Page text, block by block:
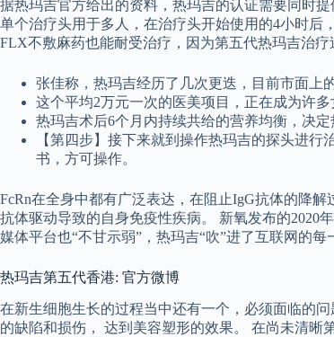
据热玛吉官方给出的资料，热玛吉的认证需要同时
单个治疗头用于多人，在治疗头开始使用的4小时后
FLX不敷麻药也能耐受治疗，因为第五代热玛吉治
张佳称，热玛吉经历了几次更迭，目前市面上
这个平均2万元一次的医美项目，正在成为许多
热玛吉术后6个月内持续共给的营养均衡，决定
【第四步】接下来就到操作热玛吉的探头进
书，方可操作。
FcRn在全身中都有广泛表达，在阻止IgG抗体的降
抗体驱动导致的自身免疫性疾病。 新氧发布的2020
媒体平台也“不甘示弱”，热玛吉“吹”进了互联网的每
热玛吉第五代香港: 官方微博
在新生细胞生长的过程当中还有一个，必须面临的
的缺陷和损伤， 达到美容塑形的效果。 在尚未清晰